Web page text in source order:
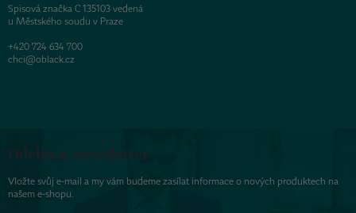
Spisová značka C 135103 vedená
u Městského soudu v Praze
+420 724 634 700
chci@oblack.cz
Odebírat newsletter
Vložte svůj e-mail a my vám budeme zasílat informace o nových produktech na
našem e-shopu.